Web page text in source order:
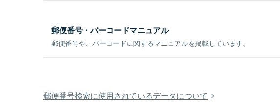
郵便番号・バーコードマニュアル
郵便番号や、バーコードに関するマニュアルを掲載しています。
郵便番号検索に使用されているデータについて